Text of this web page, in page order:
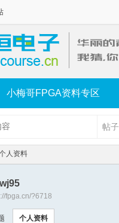
小梅哥FPGA资料专区
帖子
人资料
fpga.cn/?6718
个人资料